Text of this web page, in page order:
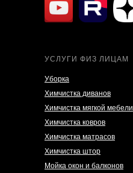
УСЛУГИ ФИЗ ЛИЦАМ
Уборка
Химчистка диванов
Химчистка мягкой мебели
Химчистка ковров
Химчистка матрасов
Химчистка штор
Мойка окон и балконов